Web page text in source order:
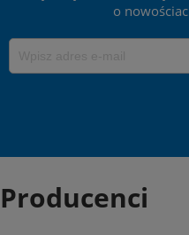
o
Producenci